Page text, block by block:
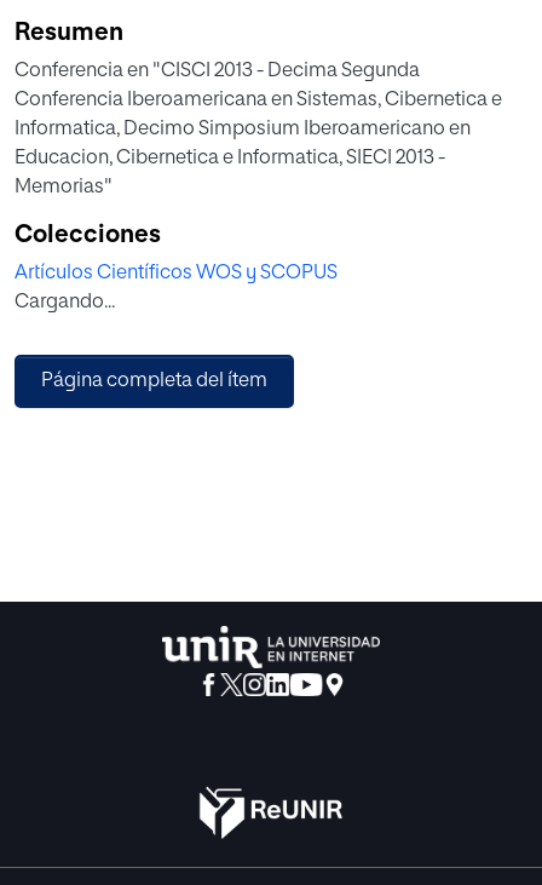
Resumen
Conferencia en "CISCI 2013 - Decima Segunda
Conferencia Iberoamericana en Sistemas, Cibernetica e
Informatica, Decimo Simposium Iberoamericano en
Educacion, Cibernetica e Informatica, SIECI 2013 -
Memorias"
Colecciones
Artículos Científicos WOS y SCOPUS
Cargando...
Página completa del ítem